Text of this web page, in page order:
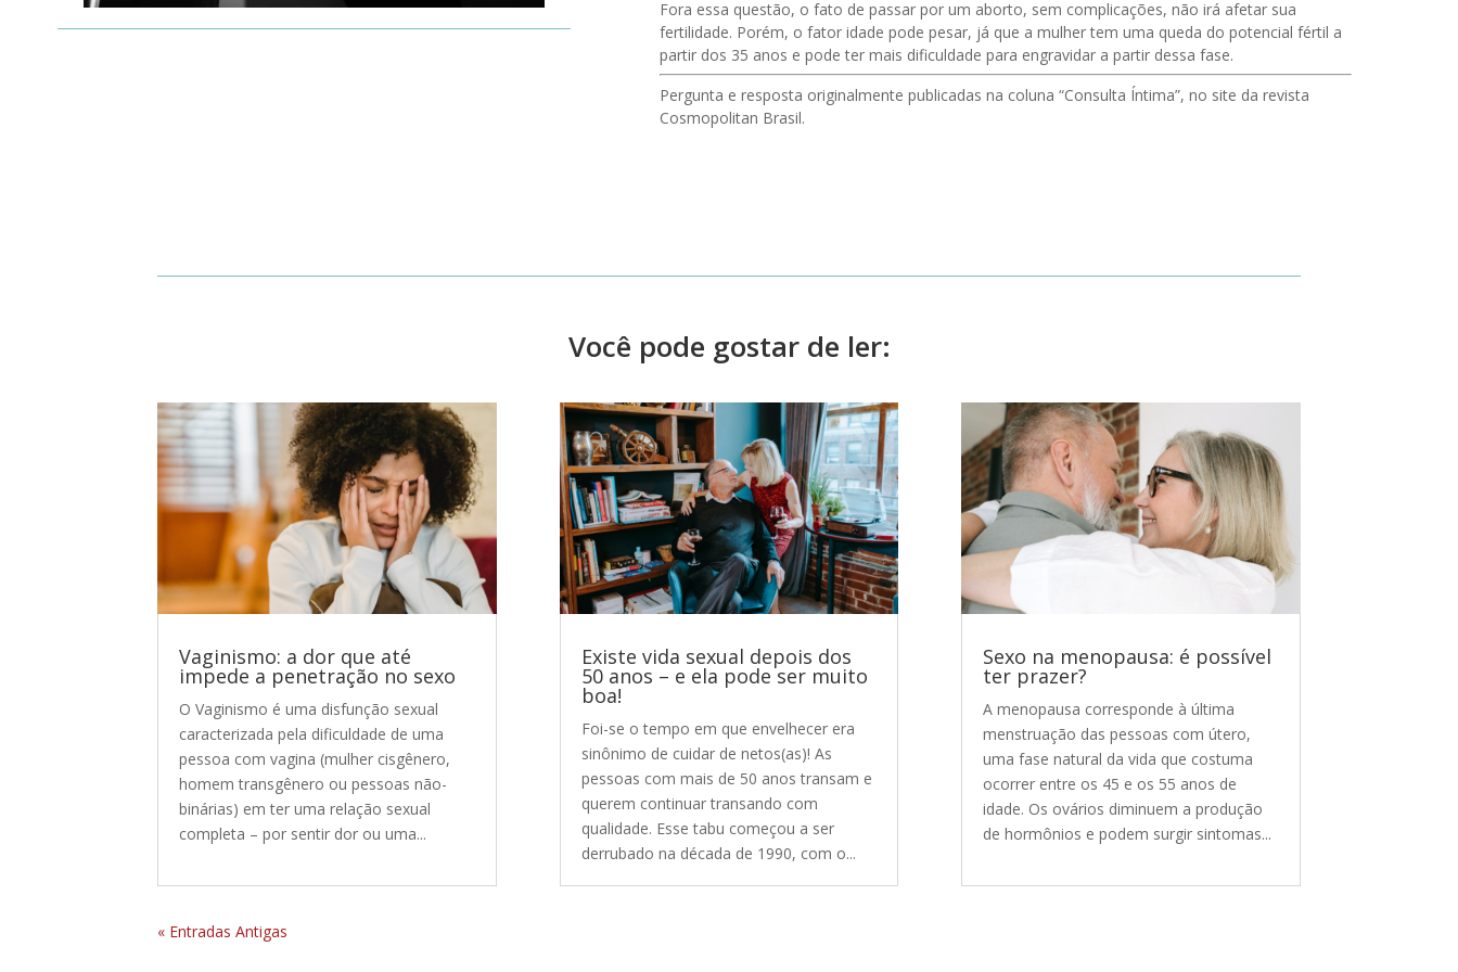
Fora essa questão, o fato de passar por um aborto, sem complicações, não irá afetar sua
fertilidade. Porém, o fator idade pode pesar, já que a mulher tem uma queda do potencial fértil a
partir dos 35 anos e pode ter mais dificuldade para engravidar a partir dessa fase.
Pergunta e resposta originalmente publicadas na coluna “Consulta Íntima”, no site da revista
Cosmopolitan Brasil.
Você pode gostar de ler:
Vaginismo: a dor que até
impede a penetração no sexo
O Vaginismo é uma disfunção sexual
caracterizada pela dificuldade de uma
pessoa com vagina (mulher cisgênero,
homem transgênero ou pessoas não-
binárias) em ter uma relação sexual
completa – por sentir dor ou uma...
Existe vida sexual depois dos
50 anos – e ela pode ser muito
boa!
Foi-se o tempo em que envelhecer era
sinônimo de cuidar de netos(as)! As
pessoas com mais de 50 anos transam e
querem continuar transando com
qualidade. Esse tabu começou a ser
derrubado na década de 1990, com o...
Sexo na menopausa: é possível
ter prazer?
A menopausa corresponde à última
menstruação das pessoas com útero,
uma fase natural da vida que costuma
ocorrer entre os 45 e os 55 anos de
idade. Os ovários diminuem a produção
de hormônios e podem surgir sintomas...
« Entradas Antigas